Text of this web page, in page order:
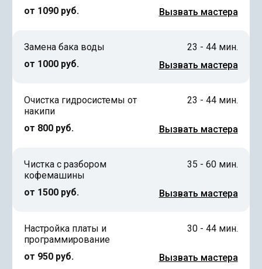
от 1090 руб.
Вызвать мастера
Замена бака воды
от 1000 руб.
23 - 44 мин.
Вызвать мастера
Очистка гидросистемы от
накипи
от 800 руб.
23 - 44 мин.
Вызвать мастера
Чистка с разбором
кофемашины
от 1500 руб.
35 - 60 мин.
Вызвать мастера
Настройка платы и
программирование
от 950 руб.
30 - 44 мин.
Вызвать мастера